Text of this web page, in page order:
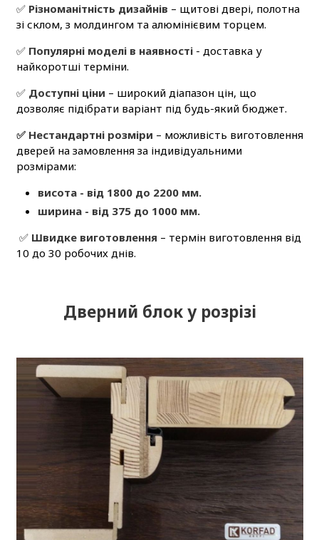
✅ Різноманітність дизайнів – щитові двері, полотна
зі склом, з молдингом та алюмінієвим торцем.
✅ Популярні моделі в наявності- доставка у
найкоротші терміни.
✅ Доступні ціни – широкий діапазон цін, що
дозволяє підібрати варіант під будь-який бюджет.
✅ Нестандартні розміри – можливість виготовлення
дверей на замовлення за індивідуальними
розмірами:
висота - від 1800 до 2200 мм.
ширина - від 375 до 1000 мм.
✅ Швидке виготовлення – термін виготовлення від
10 до 30 робочих днів.
Дверний блок у розрізі